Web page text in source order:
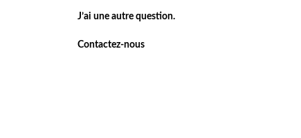
J’ai une autre question.
Contactez-nous